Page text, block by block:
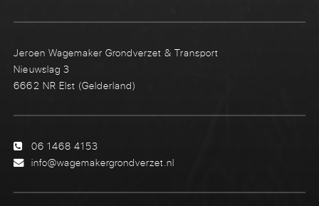
Jeroen Wagemaker Grondverzet & Transport
Nieuwslag 3
6662 NR Elst (Gelderland)
06 1468 4153
info@wagemakergrondverzet.nl